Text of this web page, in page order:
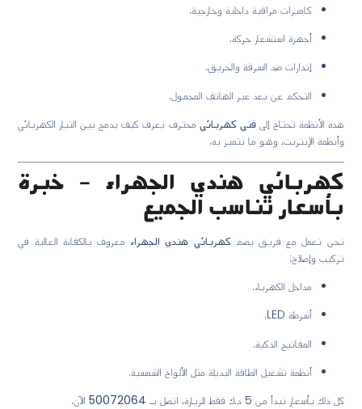
كاميرات مراقبة داخلية وخارجية.
أجهزة استشعار حركة.
إنذارات ضد السرقة والحريق.
التحكم عن بعد عبر الهاتف المحمول.
هذه الأنظمة تحتاج إلىفني كهربائي محترف يعرف كيف يدمج بين التيار الكهربائي
وأنظمة الإنترنت، وهو ما نتميز به.
كهربائي هندي الجهراء – خبرة
بأسعار تناسب الجميع
نحن نعمل مع فريق يضمكهربائي هندي الجهراءمعروف بالكفاءة العالية في
تركيب وإصلاح:
مداخل الكهرباء.
أشرطة LED.
المفاتيح الذكية.
أنظمة تشغيل الطاقة البديلة مثل الألواح الشمسية.
كل ذلك بأسعار تبدأ من 5 د.ك فقط للزيارة، اتصل بـ
50072064 الآن.